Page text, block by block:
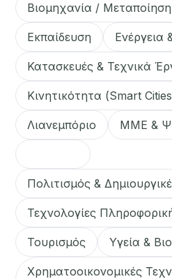
Βιομηχανία /
Εκπαίδευση Ενέργεια
Κατασκευές & Τεχνικά
Κινητικότητα (Smart
Λιανεμπόριο ΜΜΕ &
Πολιτισμός &
Τεχνολογίες
Τουρισμός Υγεία &
Χρηματοοικονομικές